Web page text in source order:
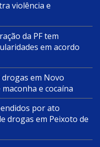
violência e
da PF tem
em acordo
em Novo
e cocaína
por ato
drogas em Peixoto de